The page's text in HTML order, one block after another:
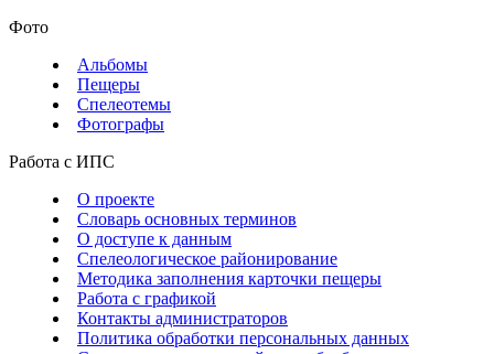
Фото
Альбомы
Пещеры
Спелеотемы
Фотографы
Работа с ИПС
О проекте
Словарь основных терминов
О доступе к данным
Спелеологическое районирование
Методика заполнения карточки пещеры
Работа с графикой
Контакты администраторов
Политика обработки персональных данных